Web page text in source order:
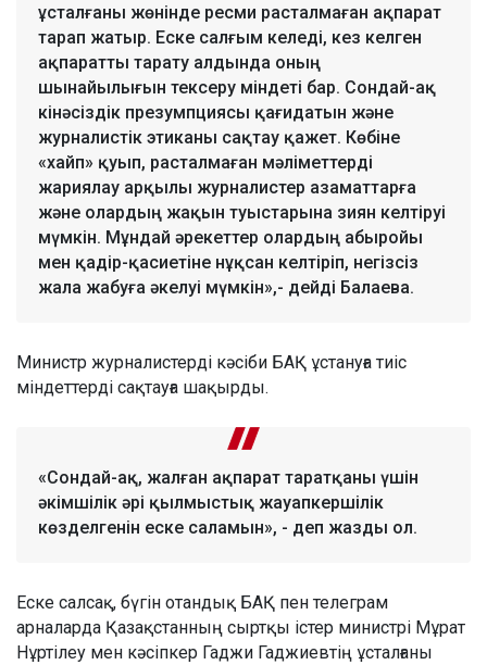
ұсталғаны жөнінде ресми расталмаған ақпарат
тарап жатыр. Еске салғым келеді, кез келген
ақпаратты тарату алдында оның
шынайылығын тексеру міндеті бар. Сондай-ақ
кінәсіздік презумпциясы қағидатын және
журналистік этиканы сақтау қажет. Көбіне
«хайп» қуып, расталмаған мәліметтерді
жариялау арқылы журналистер азаматтарға
және олардың жақын туыстарына зиян келтіруі
мүмкін. Мұндай әрекеттер олардың абыройы
мен қадір-қасиетіне нұқсан келтіріп, негізсіз
жала жабуға әкелуі мүмкін»,- дейді Балаева.
Министр журналистерді кәсіби БАҚ ұстануға тиіс
міндеттерді сақтауға шақырды.
«Сондай-ақ, жалған ақпарат таратқаны үшін
әкімшілік әрі қылмыстық жауапкершілік
көзделгенін еске саламын», - деп жазды ол.
Еске салсақ, бүгін отандық БАҚ пен телеграм
арналарда Қазақстанның сыртқы істер министрі Мұрат
Нұртілеу мен кәсіпкер Гаджи Гаджиевтің ұсталғаны